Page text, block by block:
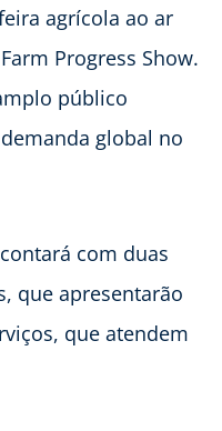
agrícola ao ar
Progress Show.
público
global no
com duas
que apresentarão
que atendem